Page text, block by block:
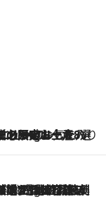
Ago
ューアルした「ディーン＆デルーカ ハワイ」で必須のお土産8選
脳ルネサンス
Ago